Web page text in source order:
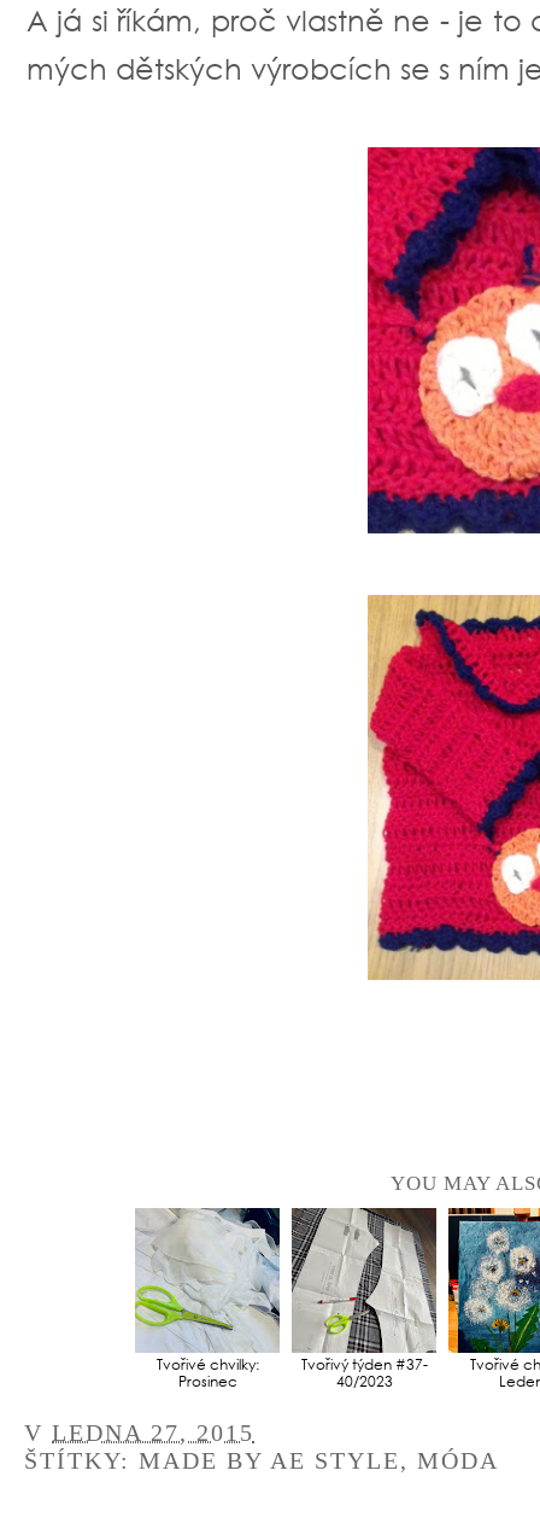
A já si říkám, proč vlastně ne - je
mých dětských výrobcích se s ním
YOU MAY
Tvořivé chvilky:
Prosinec
Tvořivý týden #37-
40/2023
Tvořivé
V LEDNA 27, 2015
ŠTÍTKY: MADE BY AE STYLE, MÓDA